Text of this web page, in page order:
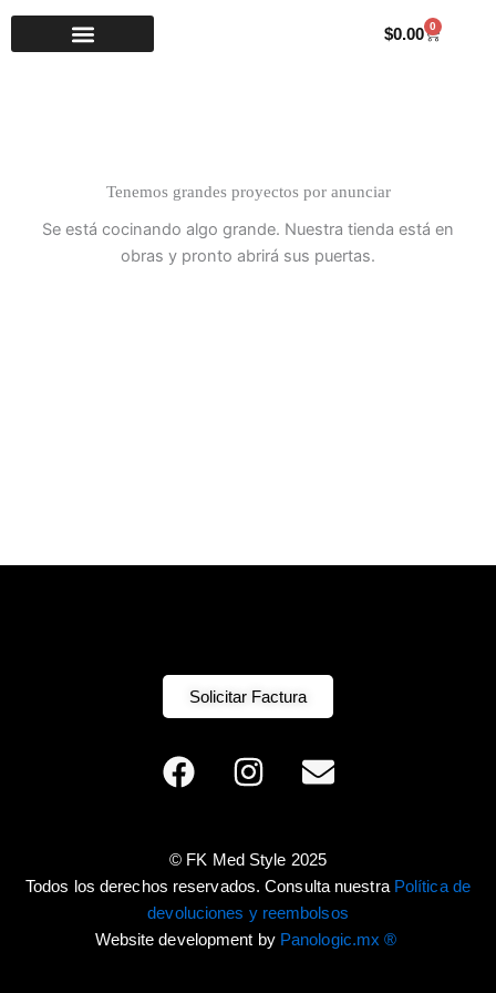
$0.00 0
Carrito
Tenemos grandes proyectos por anunciar
Se está cocinando algo grande. Nuestra tienda está en
obras y pronto abrirá sus puertas.
Solicitar Factura
F
a
e
b
o
o
I
n
t
a
g
r
E
n
e
l
o
p
© FK Med Style 2025
Todos los derechos reservados. Consulta nuestra Política de
devoluciones y reembolsos
Website development by Panologic.mx ®